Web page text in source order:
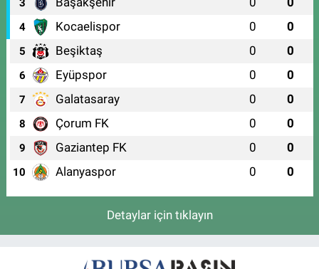
0 (224) 909 39 87
4 Kocaelispor 0 0
5 Beşiktaş 0 0
6 Eyüpspor 0 0
7 Galatasaray 0 0
8 Çorum FK 0 0
9 Gaziantep FK 0 0
10 Alanyaspor 0 0
Detaylar için tıklayın